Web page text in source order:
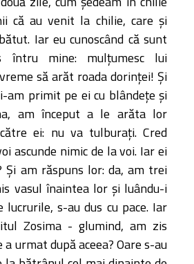
că au venit la chilie, care şi
Iar eu cunoscând că sunt
întru mine: mulţumesc lui
să arăt roada dorinţei! Şi
am primit pe ei cu blândeţe şi
am început a le arăta lor
ei: nu va tulburaţi. Cred
ascunde nimic de la voi. Iar ei
Şi am răspuns lor: da, am trei
vasul înaintea lor şi luându-i
lucrurile, s-au dus cu pace. Iar
Zosima - glumind, am zis
urmat după aceea? Oare s-au